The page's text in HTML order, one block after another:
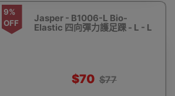
9%
OFF
Jasper - B1006-L Bio-
Elastic 四向彈力護足踝 - L - L
$70 $77